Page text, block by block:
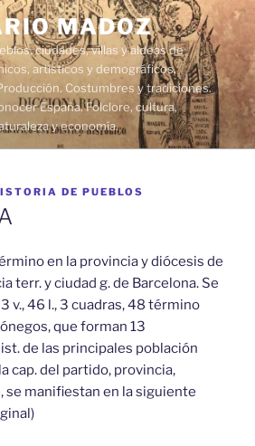
MADOZ
ciudades, villas y aldeas de
artísticos y demográficos.
Costumbres y tradiciones.
España. Folclore, cultura,
y economía.
DE PUEBLOS
en la provincia y diócesis de
terr. y ciudad g. de Barcelona. Se
v., 46 l., 3 cuadras, 48 término
que forman 13
de las principales población
cap. del partido, provincia,
se manifiestan en la siguiente